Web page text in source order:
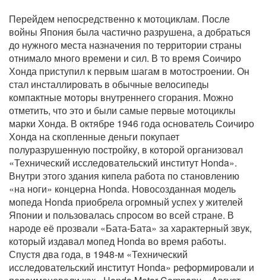
Перейдем непосредственно к мотоциклам. После
войны Япония была частично разрушена, а добраться
до нужного места назначения по территории страны
отнимало много времени и сил. В то время Соичиро
Хонда приступил к первым шагам в мотостроении. Он
стал инсталлировать в обычные велосипеды
компактные моторы внутреннего сгорания. Можно
отметить, что это и были самые первые мотоциклы
марки Хонда. В октябре 1946 года основатель Соичиро
Хонда на скопленные деньги покупает
полуразрушенную постройку, в которой организовал
«Технический исследовательский институт Honda».
Внутри этого здания кипела работа по становлению
«на ноги» концерна Honda. Новосозданная модель
мопеда Honda приобрела огромный успех у жителей
Японии и пользовалась спросом во всей стране. В
народе её прозвали «Бата-Бата» за характерный звук,
который издавал мопед Honda во время работы.
Спустя два года, в 1948-м «Технический
исследовательский институт Honda» реформировали и